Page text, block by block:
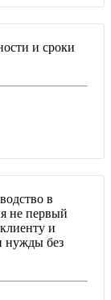
и сроки
в
не первый
и
нужды без